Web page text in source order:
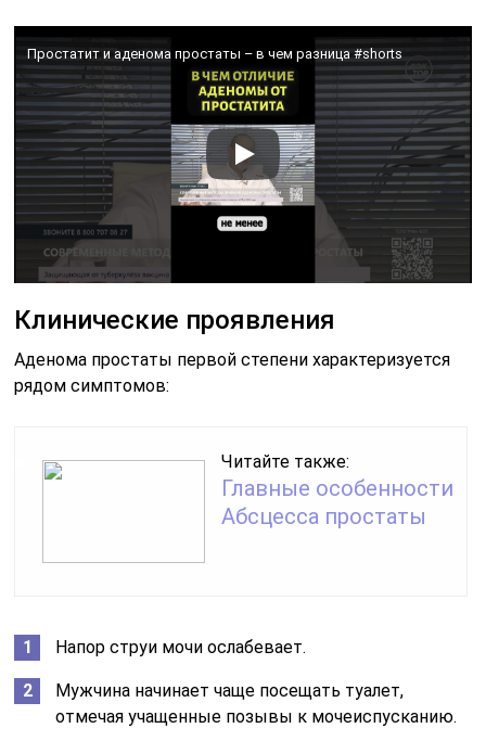
Простатит и аденома простаты – в чем разница #shorts
Клинические проявления
Аденома простаты первой степени характеризуется
рядом симптомов:
Читайте также:
Главные особенности
Абсцесса простаты
Напор струи мочи ослабевает.
Мужчина начинает чаще посещать туалет,
отмечая учащенные позывы к мочеиспусканию.